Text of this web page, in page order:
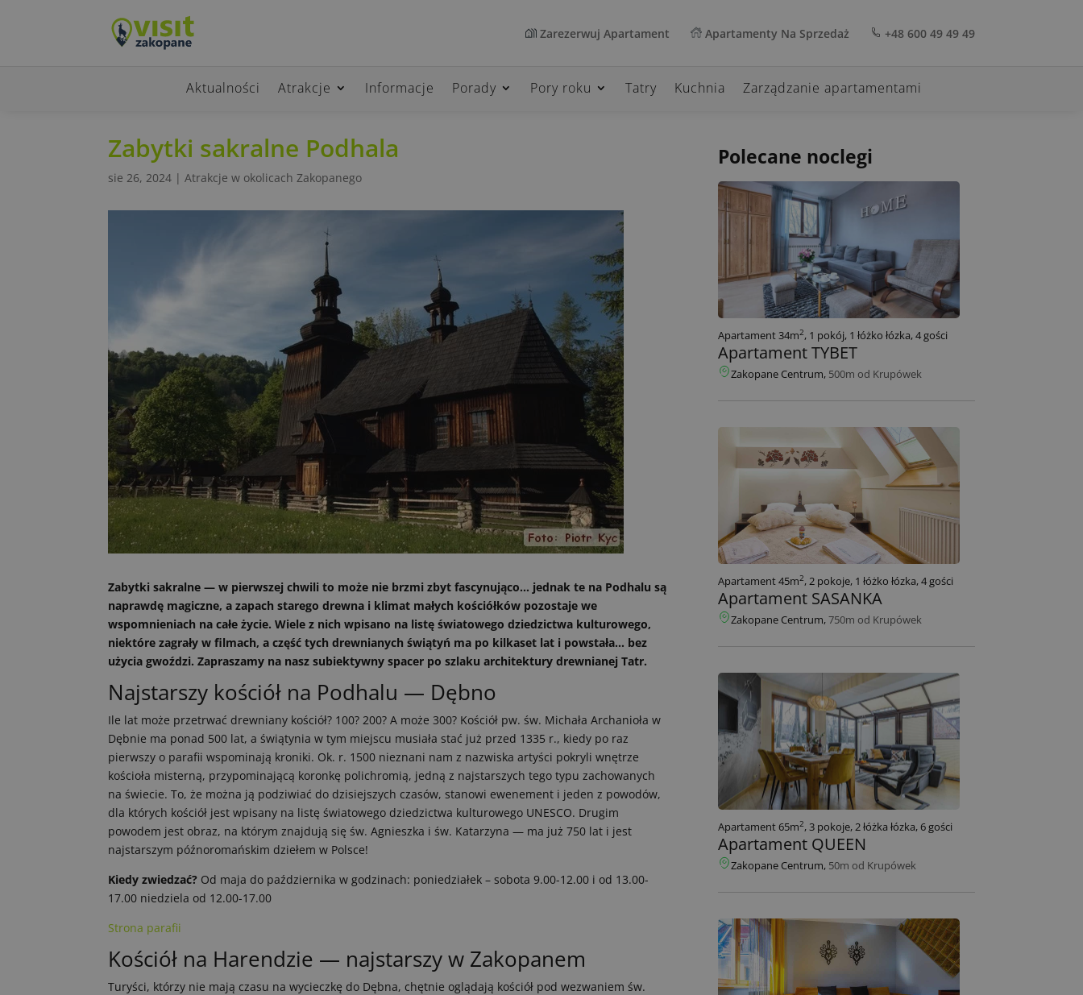
Zarezerwuj Apartament Apartamenty Na Sprzedaż +48 600 49 49 49
Aktualności Atrakcje Informacje Porady Pory roku Tatry Kuchnia Zarządzanie apartamentami
Zabytki sakralne Podhala
sie 26, 2024 |Atrakcje w okolicach Zakopanego
Zabytki sakralne — w pierwszej chwili to może nie brzmi zbyt fascynująco… jednak te na Podhalu są
naprawdę magiczne, a zapach starego drewna i klimat małych kościółków pozostaje we
wspomnieniach na całe życie. Wiele z nich wpisano na listę światowego dziedzictwa kulturowego,
niektóre zagrały w filmach, a część tych drewnianych świątyń ma po kilkaset lat i powstała… bez
użycia gwoździ. Zapraszamy na nasz subiektywny spacer po szlaku architektury drewnianej Tatr.
Najstarszy kościół na Podhalu — Dębno
Ile lat może przetrwać drewniany kościół? 100? 200? A może 300? Kościół pw. św. Michała Archanioła w
Dębnie ma ponad 500 lat, a świątynia w tym miejscu musiała stać już przed 1335 r., kiedy po raz
pierwszy o parafii wspominają kroniki. Ok. r. 1500 nieznani nam z nazwiska artyści pokryli wnętrze
kościoła misterną, przypominającą koronkę polichromią, jedną z najstarszych tego typu zachowanych
na świecie. To, że można ją podziwiać do dzisiejszych czasów, stanowi ewenement i jeden z powodów,
dla których kościół jest wpisany na listę światowego dziedzictwa kulturowego UNESCO. Drugim
powodem jest obraz, na którym znajdują się św. Agnieszka i św. Katarzyna — ma już 750 lat i jest
najstarszym późnoromańskim dziełem w Polsce!
Kiedy zwiedzać? Od maja do października w godzinach: poniedziałek – sobota 9.00-12.00 i od 13.00-
17.00 niedziela od 12.00-17.00
Strona parafii
Kościół na Harendzie — najstarszy w Zakopanem
Turyści, którzy nie mają czasu na wycieczkę do Dębna, chętnie oglądają kościół pod wezwaniem św.
Polecane noclegi
Apartament 34m2, 1 pokój, 1 łóżko łózka, 4 gości
Apartament TYBET
Zakopane Centrum, 500m od Krupówek
Apartament 45m2, 2 pokoje, 1 łóżko łózka, 4 gości
Apartament SASANKA
Zakopane Centrum,750m od Krupówek
Apartament 65m2, 3 pokoje, 2 łóżka łózka, 6 gości
Apartament QUEEN
Zakopane Centrum, 50m od Krupówek